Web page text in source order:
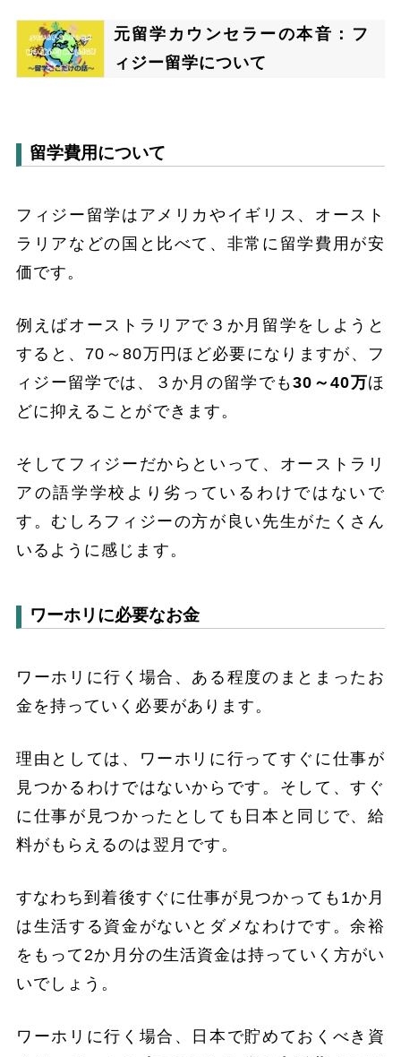
元留学カウンセラーの本音：フ
ィジー留学について
留学費用について
フィジー留学はアメリカやイギリス、オースト
ラリアなどの国と比べて、非常に留学費用が安
価です。
例えばオーストラリアで３か月留学をしようと
すると、70～80万円ほど必要になりますが、フ
ィジー留学では、３か月の留学でも30～40万ほ
どに抑えることができます。
そしてフィジーだからといって、オーストラリ
アの語学学校より劣っているわけではないで
す。むしろフィジーの方が良い先生がたくさん
いるように感じます。
ワーホリに必要なお金
ワーホリに行く場合、ある程度のまとまったお
金を持っていく必要があります。
理由としては、ワーホリに行ってすぐに仕事が
見つかるわけではないからです。そして、すぐ
に仕事が見つかったとしても日本と同じで、給
料がもらえるのは翌月です。
すなわち到着後すぐに仕事が見つかっても1か月
は生活する資金がないとダメなわけです。余裕
をもって2か月分の生活資金は持っていく方がい
いでしょう。
ワーホリに行く場合、日本で貯めておくべき資